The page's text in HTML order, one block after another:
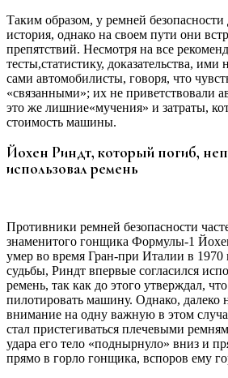
Таким образом, у ремней
история, однако на своем пути они
препятствий. Несмотря на все
тесты,статистику, доказательства, ими
сами автомобилисты, говоря, что
«связанными»; их не приветствовали
это же лишние«мучения» и затраты,
стоимость машины.
Йохен Риндт, который погиб,
использовал ремень
Противники ремней безопасности
знаменитого гонщика Формулы-1
умер во время Гран-при Италии в 1970
судьбы, Риндт впервые согласился
ремень, так как до этого утверждал,
пилотировать машину. Однако, далеко
внимание на одну важную в этом
стал пристегиваться плечевыми
удара его тело «поднырнуло» вниз и
прямо в горло гонщика, вспоров ему